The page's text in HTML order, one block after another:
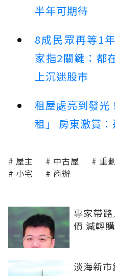
半年可期待
8成民眾再等1
家指2關鍵：都
上沉迷股市
租屋處亮到發光
租」 房東激賞
屋主 中古屋 重
小宅
商辦
專家帶
價 減輕
淡海新